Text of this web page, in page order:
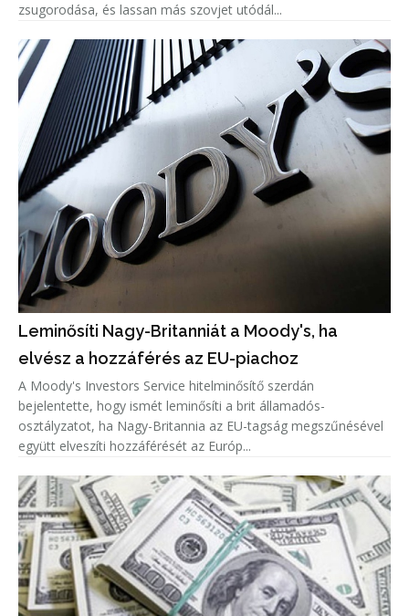
zsugorodása, és lassan más szovjet utódál...
Leminősíti Nagy-Britanniát a Moody's, ha
elvész a hozzáférés az EU-piachoz
A Moody's Investors Service hitelminősítő szerdán
bejelentette, hogy ismét leminősíti a brit államadós-
osztályzatot, ha Nagy-Britannia az EU-tagság megszűnésével
együtt elveszíti hozzáférését az Európ...